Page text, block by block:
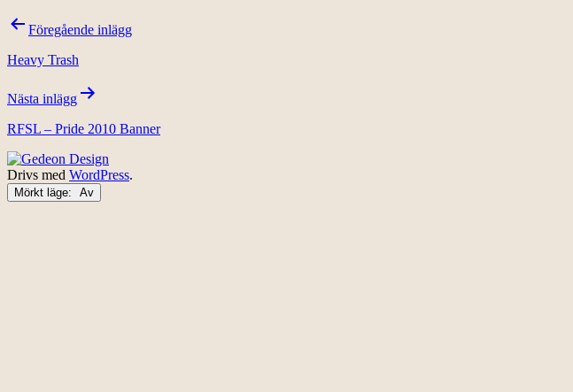
Inläggsnavigering
Föregående inlägg
Heavy Trash
Nästa inlägg
RFSL – Pride 2010 Banner
Drivs med WordPress.
Mörkt läge: